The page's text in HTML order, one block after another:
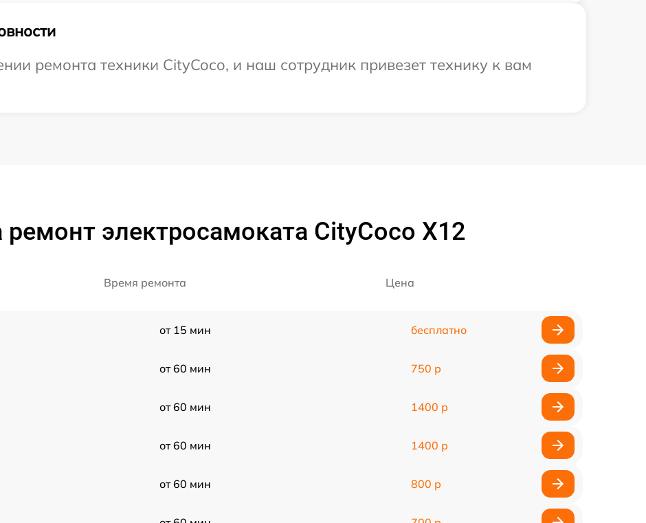
ремонта техники CityCoco, и наш сотрудник привезет технику к вам
электросамоката CityCoco X12
Время ремонта Цена
от 15 мин бесплатно
от 60 мин 750 р
от 60 мин 1400 р
от 60 мин 1400 р
от 60 мин 800 р